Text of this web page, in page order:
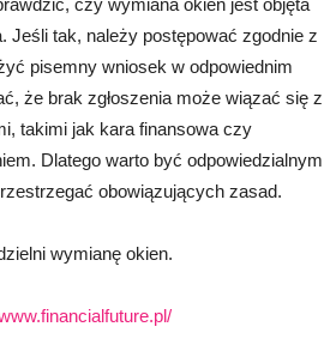
czy wymiana okien jest objęta
Jeśli tak, należy postępować zgodnie z
pisemny wniosek w odpowiednim
że brak zgłoszenia może wiązać się z
takimi jak kara finansowa czy
Dlatego warto być odpowiedzialnym
obowiązujących zasad.
wymianę okien.